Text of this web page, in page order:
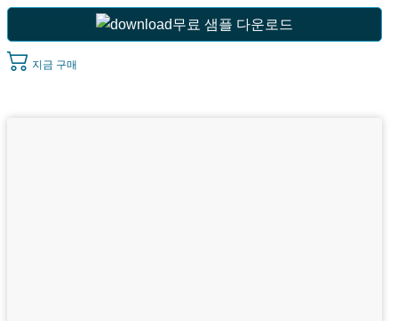
무료 샘플 다운로드
지금 구매